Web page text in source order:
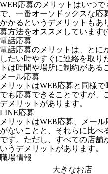
WEB応募のメリットはいつ
で、一番オーソドックスな応
かかるというデメリットもあ
募方法をオススメしています
電話応募
電話応募のメリットは、とに
したい時やすぐに連絡を取り
トは時間や場所に制約がある
メール応募
メリットはWEB応募と同様
でも応募できることですが、
デメリットがあります。
LINE応募
メリットはWEB応募、メー
がないことと、それらに比べ
です。ただし、すべての店舗
いうデメリットがあります。
職場情報
大きなお店